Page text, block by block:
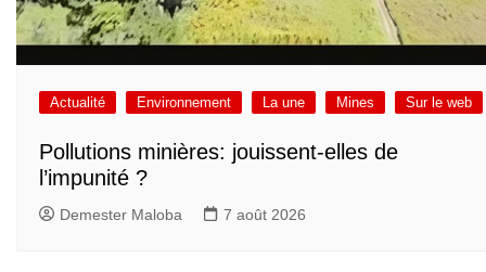
Actualité Environnement La une Mines Sur le web
Pollutions minières: jouissent-elles de
l’impunité ?
Demester Maloba 7 août 2026